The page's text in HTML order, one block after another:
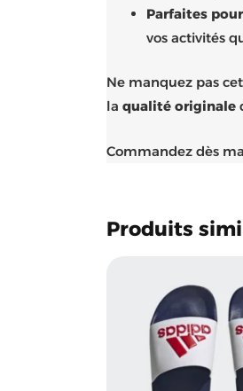
Parfaites
vos activités
Ne manquez pas
laqualité originale
Commandez dès
Produits